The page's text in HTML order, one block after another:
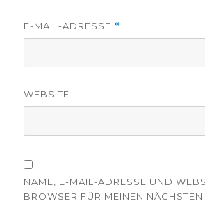
E-MAIL-ADRESSE *
WEBSITE
NAME, E-MAIL-ADRESSE UND
BROWSER FÜR MEINEN